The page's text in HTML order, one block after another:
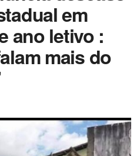
em
ano letivo :
mais do